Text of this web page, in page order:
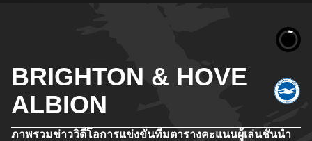
BRIGHTON & HOVE
ALBION
ภาพรวมข่าววิดีโอการแข่งขันทีมตารางคะแนนผู้เล่นชั้นนำ